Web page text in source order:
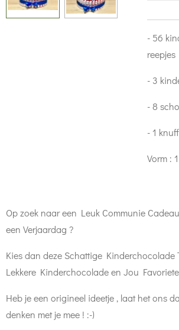
- 56
reepjes
- 3
- 8
- 1
Vorm :
Op zoek naar een Leuk Communie
een Verjaardag ?
Kies dan deze Schattige Kinderchocolade
Lekkere Kinderchocolade en Jou
Heb je een origineel ideetje , laat het ons
denken met je mee ! :-)